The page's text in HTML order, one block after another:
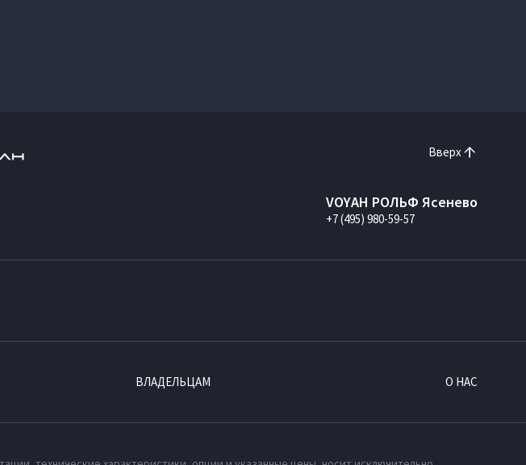
Вверх
VOYAH РОЛЬФ Ясенево
+7 (495) 980-59-57
ВЛАДЕЛЬЦАМ О НАС